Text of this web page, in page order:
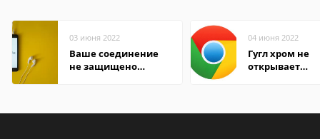
03 июня 2022
Ваше соединение
не защищено
04 июня 2022
Гугл хром не
открывает